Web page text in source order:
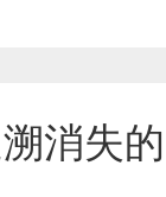
消失